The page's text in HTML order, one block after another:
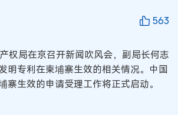
563
权局在京召开新闻吹风会，副局长何志
明专利在柬埔寨生效的相关情况。中国
寨生效的申请受理工作将正式启动。